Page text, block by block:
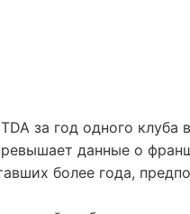
за год одного
данные о
более года,